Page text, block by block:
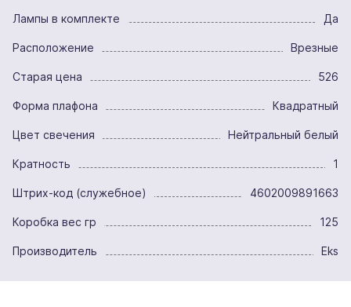
Лампы в комплекте Да
Расположение Врезные
Старая цена 526
Форма плафона Квадратный
Цвет свечения Нейтральный белый
Кратность 1
Штрих-код (служебное) 4602009891663
Коробка вес гр 125
Производитель Eks